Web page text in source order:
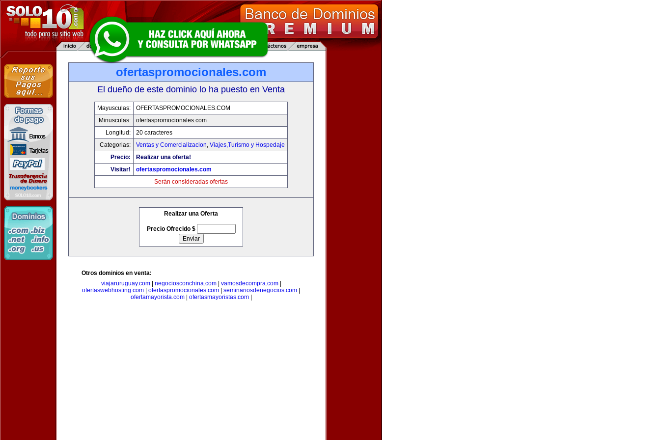
ofertaspromocionales.com
El dueño de este dominio lo ha puesto en Venta
Mayusculas:
OFERTASPROMOCIONALES.COM
Minusculas:
ofertaspromocionales.com
Longitud:
20 caracteres
Categorias:
Ventas y Comercializacion, Viajes,Turismo y Hospedaje
Precio:
Realizar una oferta!
Visitar!
ofertaspromocionales.com
Serán consideradas ofertas
Realizar una Oferta
Precio Ofrecido $
Otros dominios en venta:
viajaruruguay.com| negociosconchina.com| vamosdecompra.com|
ofertaswebhosting.com
ofertaspromocionales.com seminariosdenegocios.com
ofertamayorista.com| ofertasmayoristas.com|